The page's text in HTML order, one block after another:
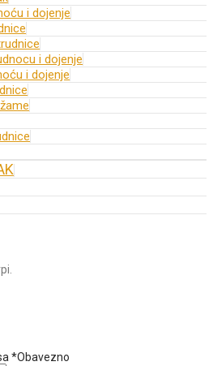
i dojenje
i dojenje
i dojenje
*Obavezno